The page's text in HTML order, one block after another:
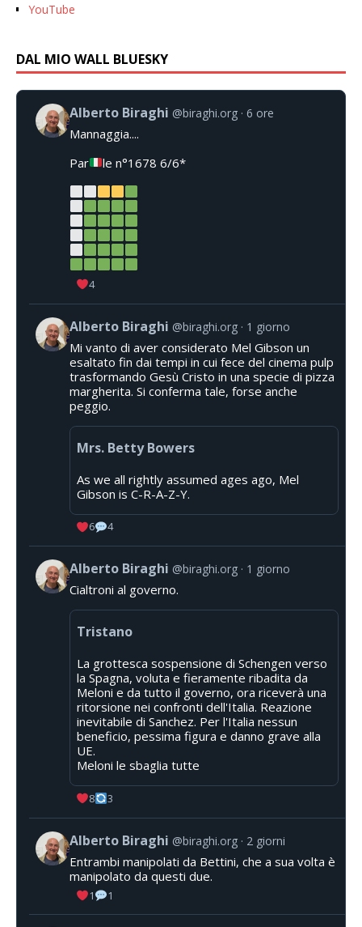
YouTube
DAL MIO WALL BLUESKY
Alberto Biraghi @biraghi.org 6 ore
Mannaggia....
Par
le n°1678 6/6*
4
Alberto Biraghi @biraghi.org 1 giorno
Mi vanto di aver considerato Mel Gibson un
esaltato fin dai tempi in cui fece del cinema pulp
trasformando Gesù Cristo in una specie di pizza
margherita. Si conferma tale, forse anche
peggio.
Mrs. Betty Bowers
As we all rightly assumed ages ago, Mel
Gibson is C-R-A-Z-Y.
6 4
Alberto Biraghi @biraghi.org 1 giorno
Cialtroni al governo.
Tristano
La grottesca sospensione di Schengen verso
la Spagna, voluta e fieramente ribadita da
Meloni e da tutto il governo, ora riceverà una
ritorsione nei confronti dell'Italia. Reazione
inevitabile di Sanchez. Per l'Italia nessun
beneficio, pessima figura e danno grave alla
UE.
Meloni le sbaglia tutte
8 3
Alberto Biraghi @biraghi.org 2 giorni
Entrambi manipolati da Bettini, che a sua volta è
manipolato da questi due.
1 1